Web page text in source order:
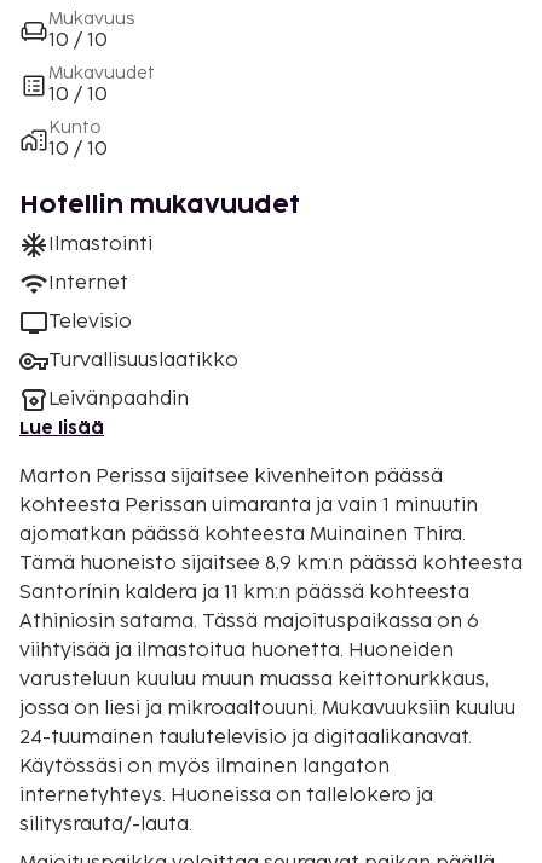
Mukavuus
10 / 10
Mukavuudet
10 / 10
Kunto
10 / 10
Hotellin mukavuudet
Ilmastointi
Internet
Televisio
Turvallisuuslaatikko
Leivänpaahdin
Lue lisää
Marton Perissa sijaitsee kivenheiton päässä
kohteesta Perissan uimaranta ja vain 1 minuutin
ajomatkan päässä kohteesta Muinainen Thira.
Tämä huoneisto sijaitsee 8,9 km:n päässä kohteesta
Santorínin kaldera ja 11 km:n päässä kohteesta
Athiniosin satama. Tässä majoituspaikassa on 6
viihtyisää ja ilmastoitua huonetta. Huoneiden
varusteluun kuuluu muun muassa keittonurkkaus,
jossa on liesi ja mikroaaltouuni. Mukavuuksiin kuuluu
24-tuumainen taulutelevisio ja digitaalikanavat.
Käytössäsi on myös ilmainen langaton
internetyhteys. Huoneissa on tallelokero ja
silitysrauta/-lauta.